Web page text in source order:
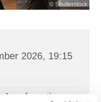
© Shutterstock
2026, 19:15
Jungfernstieg